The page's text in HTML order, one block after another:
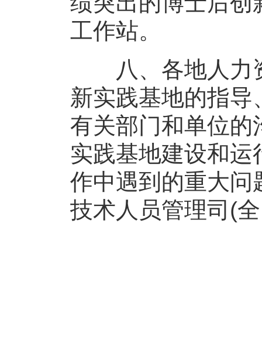
工作站。
八、各地人力资
新实践基地的指
有关部门和单位的
实践基地建设和
作中遇到的重大问
技术人员管理司(